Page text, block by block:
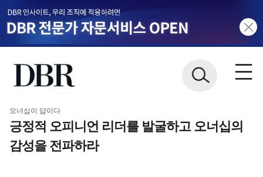
오너십이 답이다
긍정적 오피니언 리더를 발굴하고 오너십의
감성을 전파하라